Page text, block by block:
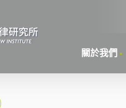
關於我們